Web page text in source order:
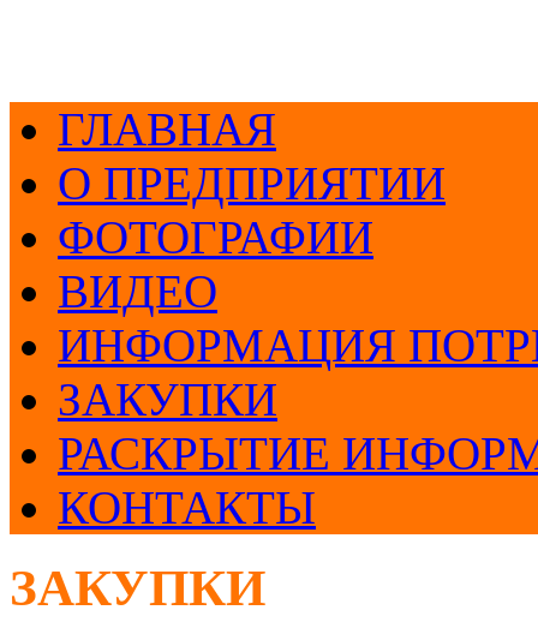
ГЛАВНАЯ
О ПРЕДПРИЯТИИ
ФОТОГРАФИИ
ВИДЕО
ИНФОРМАЦИЯ
ЗАКУПКИ
РАСКРЫТИЕ
КОНТАКТЫ
ЗАКУПКИ